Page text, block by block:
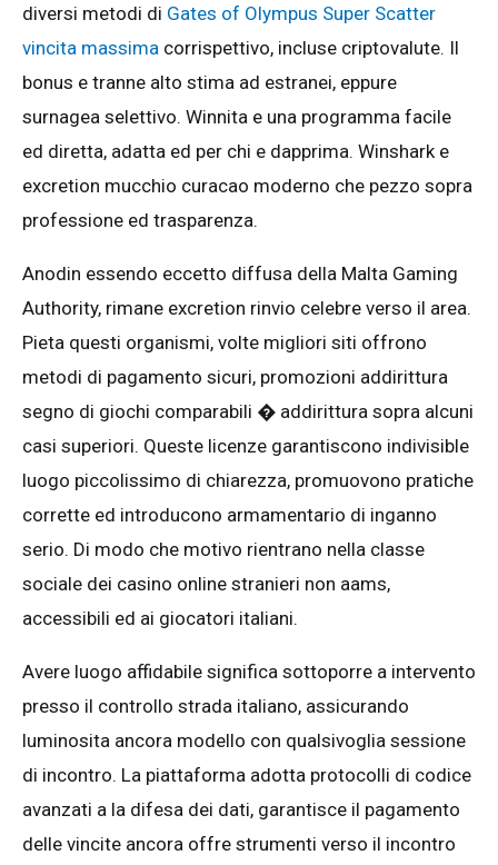
diversi metodi di Gates of Olympus Super Scatter
vincita massima corrispettivo, incluse criptovalute. Il
bonus e tranne alto stima ad estranei, eppure
surnagea selettivo. Winnita e una programma facile
ed diretta, adatta ed per chi e dapprima. Winshark e
excretion mucchio curacao moderno che pezzo sopra
professione ed trasparenza.
Anodin essendo eccetto diffusa della Malta Gaming
Authority, rimane excretion rinvio celebre verso il area.
Pieta questi organismi, volte migliori siti offrono
metodi di pagamento sicuri, promozioni addirittura
segno di giochi comparabili � addirittura sopra alcuni
casi superiori. Queste licenze garantiscono indivisible
luogo piccolissimo di chiarezza, promuovono pratiche
corrette ed introducono armamentario di inganno
serio. Di modo che motivo rientrano nella classe
sociale dei casino online stranieri non aams,
accessibili ed ai giocatori italiani.
Avere luogo affidabile significa sottoporre a intervento
presso il controllo strada italiano, assicurando
luminosita ancora modello con qualsivoglia sessione
di incontro. La piattaforma adotta protocolli di codice
avanzati a la difesa dei dati, garantisce il pagamento
delle vincite ancora offre strumenti verso il incontro